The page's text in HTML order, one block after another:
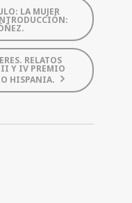
LA MUJER
RELATOS
Y IV PREMIO
HISPANIA.